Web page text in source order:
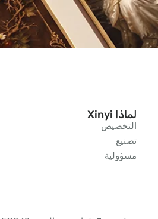
لماذا Xinyi
التخصيص
تصنيع
مسؤولية